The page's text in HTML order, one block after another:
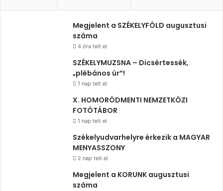
Megjelent a SZÉKELYFÖLD augusztusi
száma
4 óra telt el
SZÉKELYMUZSNA – Dicsértessék,
„plébános úr”!
1 nap telt el
X. HOMORÓDMENTI NEMZETKÖZI
FOTÓTÁBOR
1 nap telt el
Székelyudvarhelyre érkezik a MAGYAR
MENYASSZONY
2 nap telt el
Megjelent a KORUNK augusztusi
száma